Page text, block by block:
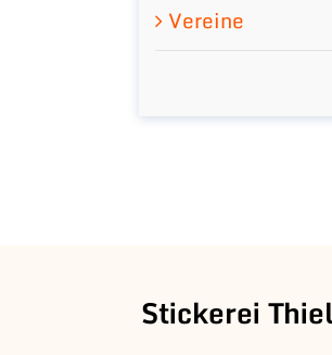
Vereine
Stickerei